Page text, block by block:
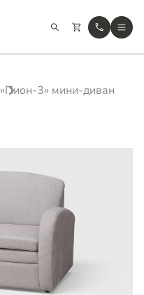
«Пион-3» мини-диван